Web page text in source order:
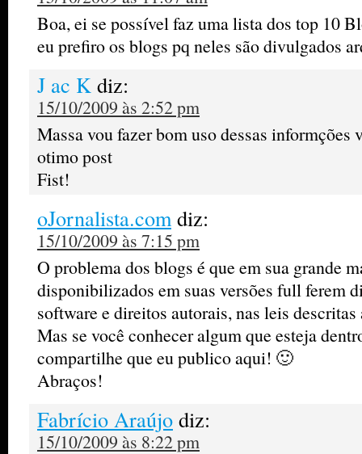
Boa, ei se possível faz uma lista dos top 10
eu prefiro os blogs pq neles são divulgados
J ac K diz:
15/10/2009 às 2:52 pm
Massa vou fazer bom uso dessas informções
otimo post
Fist!
oJornalista.comdiz:
15/10/2009 às 7:15 pm
O problema dos blogs é que em sua grande
disponibilizados em suas versões full ferem
software e direitos autorais, nas leis
Mas se você conhecer algum que esteja
compartilhe que eu publico aqui! 🙂
Abraços!
Fabrício Araújo diz:
15/10/2009 às 8:22 pm